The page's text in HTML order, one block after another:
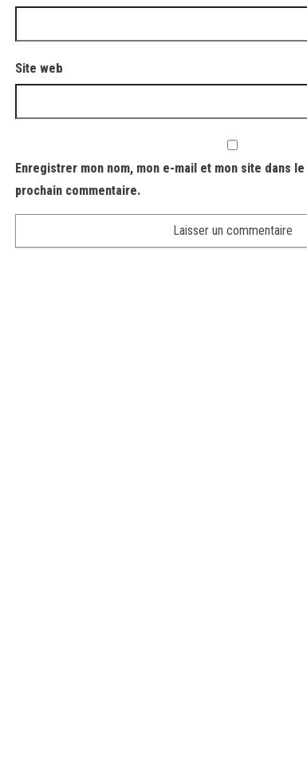
Site web
Enregistrer mon nom, mon e-mail et mon site dans
prochain commentaire.